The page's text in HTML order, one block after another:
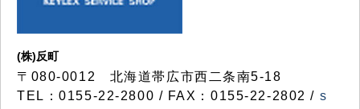
(株)反町
〒080-0012 北海道帯広市西二条南5-18
TEL：0155-22-2800 / FAX：0155-22-2802 / s